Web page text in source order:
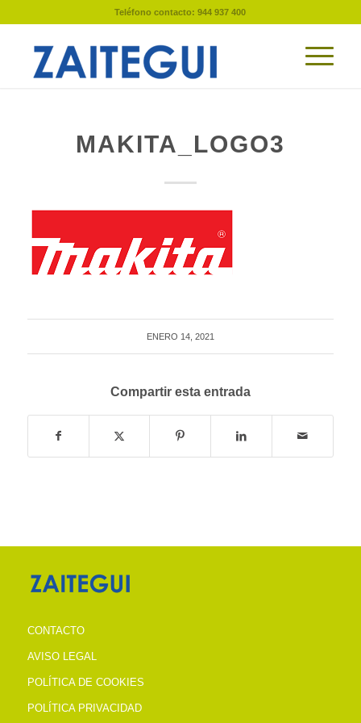
Teléfono contacto: 944 937 400
MAKITA_LOGO3
ENERO 14, 2021
Compartir esta entrada
CONTACTO
AVISO LEGAL
POLÍTICA DE COOKIES
POLÍTICA PRIVACIDAD